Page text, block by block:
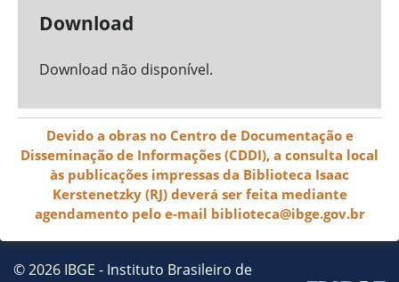
Download
Download não disponível.
Devido a obras no Centro de Documentação e
Disseminação de Informações (CDDI), a consulta local
às publicações impressas da Biblioteca Isaac
Kerstenetzky (RJ) deverá ser feita mediante
agendamento pelo e-mail biblioteca@ibge.gov.br
© 2026 IBGE - Instituto Brasileiro de